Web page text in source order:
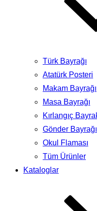
Türk Bayrağı
Atatürk Posteri
Makam Bayrağı
Masa Bayrağı
Kırlangıç
Gönder Bayrağı
Okul Flaması
Tüm Ürünler
Kataloglar